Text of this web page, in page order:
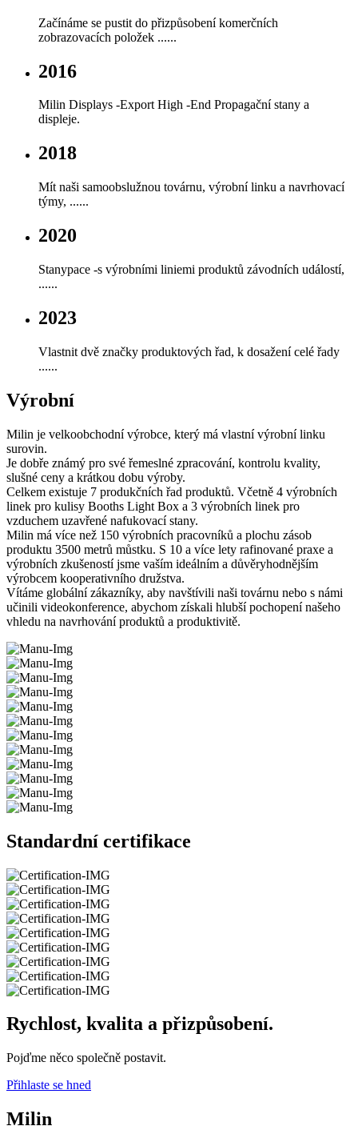
Začínáme se pustit do přizpůsobení komerčních
zobrazovacích položek ......
2016
Milin Displays -Export High -End Propagační stany a
displeje.
2018
Mít naši samoobslužnou továrnu, výrobní linku a navrhovací
týmy, ......
2020
Stanypace -s výrobními liniemi produktů závodních událostí,
......
2023
Vlastnit dvě značky produktových řad, k dosažení celé řady
......
Výrobní
Milin je velkoobchodní výrobce, který má vlastní výrobní linku
surovin.
Je dobře známý pro své řemeslné zpracování, kontrolu kvality,
slušné ceny a krátkou dobu výroby.
Celkem existuje 7 produkčních řad produktů. Včetně 4 výrobních
linek pro kulisy Booths Light Box a 3 výrobních linek pro
vzduchem uzavřené nafukovací stany.
Milin má více než 150 výrobních pracovníků a plochu zásob
produktu 3500 metrů můstku. S 10 a více lety rafinované praxe a
výrobních zkušeností jsme vaším ideálním a důvěryhodnějším
výrobcem kooperativního družstva.
Vítáme globální zákazníky, aby navštívili naši továrnu nebo s námi
učinili videokonference, abychom získali hlubší pochopení našeho
vhledu na navrhování produktů a produktivitě.
Standardní certifikace
Rychlost, kvalita a přizpůsobení.
Pojďme něco společně postavit.
Přihlaste se hned
Milin